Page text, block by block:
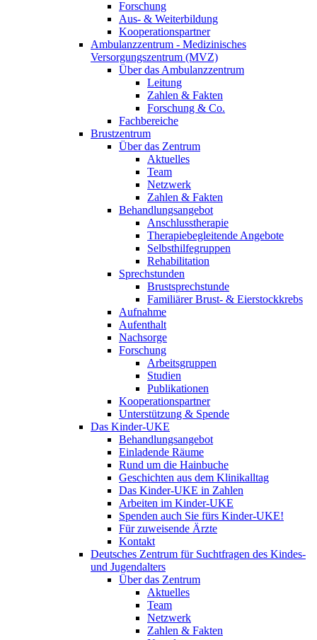
Forschung
Aus- & Weiterbildung
Kooperationspartner
Ambulanzzentrum - Medizinisches
Versorgungszentrum (MVZ)
Über das Ambulanzzentrum
Leitung
Zahlen & Fakten
Forschung & Co.
Fachbereiche
Brustzentrum
Über das Zentrum
Aktuelles
Team
Netzwerk
Zahlen & Fakten
Behandlungsangebot
Anschlusstherapie
Therapiebegleitende Angebote
Selbsthilfegruppen
Rehabilitation
Sprechstunden
Brustsprechstunde
Familiärer Brust- & Eierstockkrebs
Aufnahme
Aufenthalt
Nachsorge
Forschung
Arbeitsgruppen
Studien
Publikationen
Kooperationspartner
Unterstützung & Spende
Das Kinder-UKE
Behandlungsangebot
Einladende Räume
Rund um die Hainbuche
Geschichten aus dem Klinikalltag
Das Kinder-UKE in Zahlen
Arbeiten im Kinder-UKE
Spenden auch Sie fürs Kinder-UKE!
Für zuweisende Ärzte
Kontakt
Deutsches Zentrum für Suchtfragen des Kindes-
und Jugendalters
Über das Zentrum
Aktuelles
Team
Netzwerk
Zahlen & Fakten